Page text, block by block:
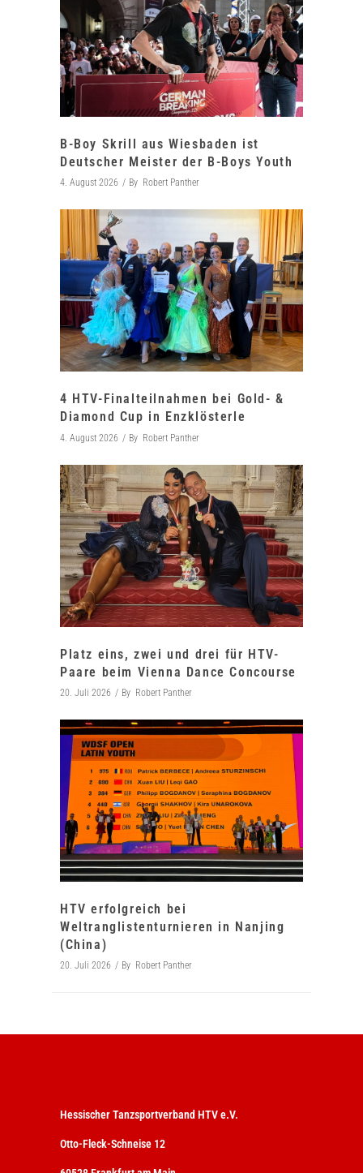
B-Boy Skrill aus Wiesbaden ist
Deutscher Meister der B-Boys Youth
4. August 2026 By Robert Panther
4 HTV-Finalteilnahmen bei Gold- &
Diamond Cup in Enzklösterle
4. August 2026 By Robert Panther
Platz eins, zwei und drei für HTV-
Paare beim Vienna Dance Concourse
20. Juli 2026 By Robert Panther
HTV erfolgreich bei
Weltranglistenturnieren in Nanjing
(China)
20. Juli 2026 By Robert Panther
Hessischer Tanzsportverband HTV e.V.
Otto-Fleck-Schneise 12